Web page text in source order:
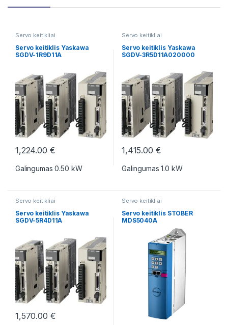
Servo keitikliai
Servo keitiklis Yaskawa
SGDV-1R9D11A
1,224.00 €
Galingumas 0.50 kW
Servo keitikliai
Servo keitiklis Yaskawa
SGDV-3R5D11A020000
1,415.00 €
Galingumas 1.0 kW
Servo keitikliai
Servo keitiklis Yaskawa
SGDV-5R4D11A
1,570.00 €
Servo keitikliai
Servo keitiklis STOBER
MDS5040A